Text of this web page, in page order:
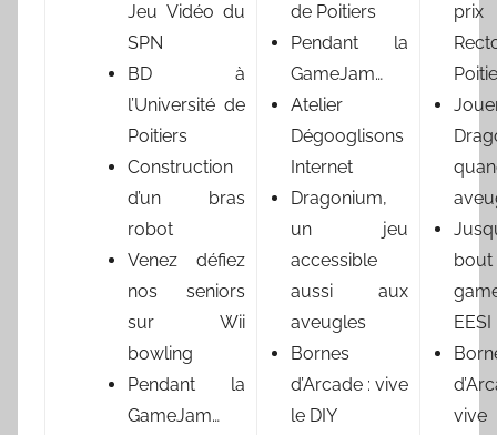
Jeu Vidéo du
SPN
BD à
l’Université de
Poitiers
Construction
d’un bras
robot
Venez défiez
nos seniors
sur Wii
bowling
Pendant la
GameJam…
de Poitiers
Pendant la
GameJam…
Atelier
Dégooglisons
Internet
Dragonium,
un jeu
accessible
aussi aux
aveugles
Bornes
d’Arcade : vive
le DIY
EESI